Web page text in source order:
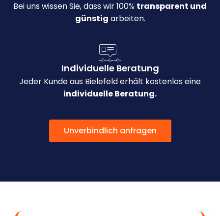
Bei uns wissen Sie, dass wir 100% transparent und
günstig arbeiten.
Individuelle Beratung
Jeder Kunde aus Bielefeld erhält kostenlos eine
individuelle Beratung.
Unverbindlich anfragen